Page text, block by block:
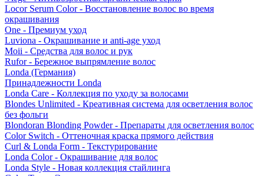
Locor Serum Color - Восстановление волос во время
окрашивания
One - Премиум уход
Luviona - Окрашивание и anti-age уход
Moii - Средства для волос и рук
Rufor - Бережное выпрямление волос
Londa (Германия)
Принадлежности Londa
Londa Care - Коллекция по уходу за волосами
Blondes Unlimited - Креативная система для осветления волос
без фольги
Blondoran Blonding Powder - Препараты для осветления волос
Color Switch - Оттеночная краска прямого действия
Curl & Londa Form - Текстурирование
Londa Color - Окрашивание для волос
Londa Style - Новая коллекция стайлинга